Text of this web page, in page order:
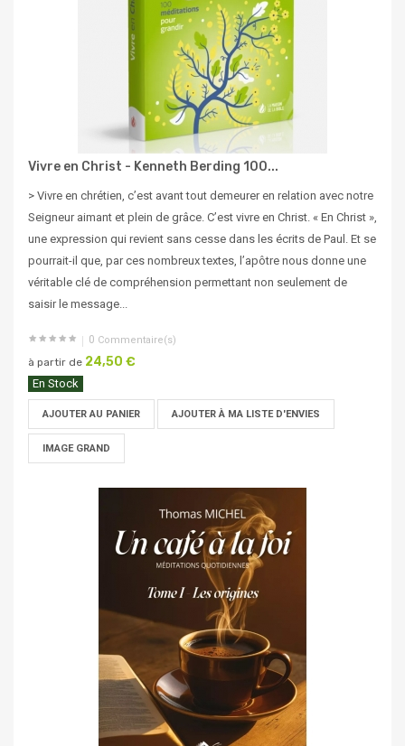
Vivre en Christ - Kenneth Berding 100...
> Vivre en chrétien, c’est avant tout demeurer en relation avec notre
Seigneur aimant et plein de grâce. C’est vivre en Christ. « En Christ »,
une expression qui revient sans cesse dans les écrits de Paul. Et se
pourrait-il que, par ces nombreux textes, l’apôtre nous donne une
véritable clé de compréhension permettant non seulement de
saisir le message...
0 Commentaire(s)
à partir de 24,50 €
En Stock
AJOUTER AU PANIER AJOUTER À MA LISTE D'ENVIES
IMAGE GRAND